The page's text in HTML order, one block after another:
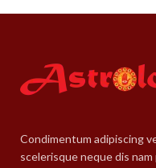
Condimentum adipiscing
scelerisque neque dis